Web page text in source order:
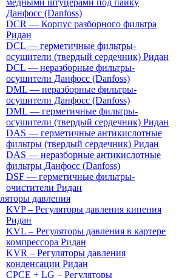
медными штуцерами под пайку
Данфосс (Danfoss)
DCR — Корпус разборного фильтра
Ридан
DCL — герметичные фильтры-
осушители (твердый сердечник) Ридан
DCL — неразборные фильтры-
осушители Данфосс (Danfoss)
DML — неразборные фильтры-
осушители Данфосс (Danfoss)
DML — герметичные фильтры-
осушители (твердый сердечник) Ридан
DAS — герметичные антикислотные
фильтры (твердый сердечник) Ридан
DAS — неразборные антикислотные
фильтры Данфосс (Danfoss)
DSF — герметичные фильтры-
очистители Ридан
давления
KVP – Регуляторы давления кипения
Ридан
KVL – Регуляторы давления в картере
компрессора Ридан
KVR – Регуляторы давления
конденсации Ридан
CPCE + LG – Регуляторы